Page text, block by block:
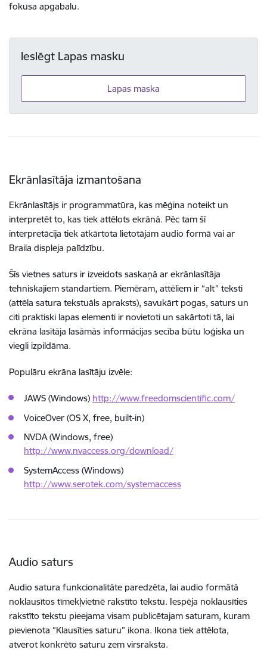
fokusa apgabalu.
Ieslēgt Lapas masku
Lapas maska
Ekrānlasītāja izmantošana
Ekrānlasītājs ir programmatūra, kas mēģina noteikt un
interpretēt to, kas tiek attēlots ekrānā. Pēc tam šī
interpretācija tiek atkārtota lietotājam audio formā vai ar
Braila displeja palīdzību.
Šīs vietnes saturs ir izveidots saskaņā ar ekrānlasītāja
tehniskajiem standartiem. Piemēram, attēliem ir “alt” teksti
(attēla satura tekstuāls apraksts), savukārt pogas, saturs un
citi praktiski lapas elementi ir novietoti un sakārtoti tā, lai
ekrāna lasītāja lasāmās informācijas secība būtu loģiska un
viegli izpildāma.
Populāru ekrāna lasītāju izvēle:
JAWS (Windows) http://www.freedomscientific.com/
VoiceOver (OS X, free, built-in)
NVDA (Windows, free)
http://www.nvaccess.org/download/
SystemAccess (Windows)
http://www.serotek.com/systemaccess
Audio saturs
Audio satura funkcionalitāte paredzēta, lai audio formātā
noklausītos tīmekļvietnē rakstīto tekstu. Iespēja noklausīties
rakstīto tekstu pieejama visam publicētajam saturam, kuram
pievienota “Klausīties saturu” ikona. Ikona tiek attēlota,
atverot konkrēto saturu zem virsraksta.